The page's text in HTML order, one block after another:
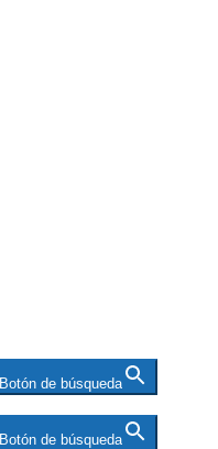
Botón de búsqueda
Botón de búsqueda